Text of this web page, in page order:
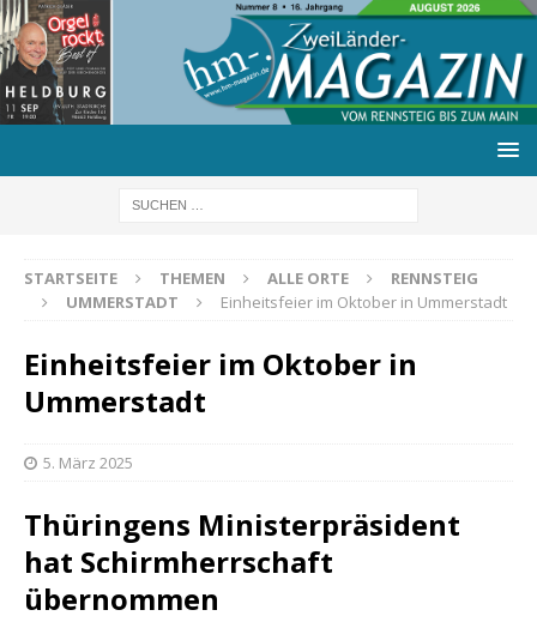
STARTSEITE THEMEN ALLE ORTE
RENNSTEIG
UMMERSTADT
Einheitsfeier im Oktober in Ummerstadt
Einheitsfeier im Oktober in
Ummerstadt
5. März 2025
Thüringens Ministerpräsident
hat Schirmherrschaft
übernommen